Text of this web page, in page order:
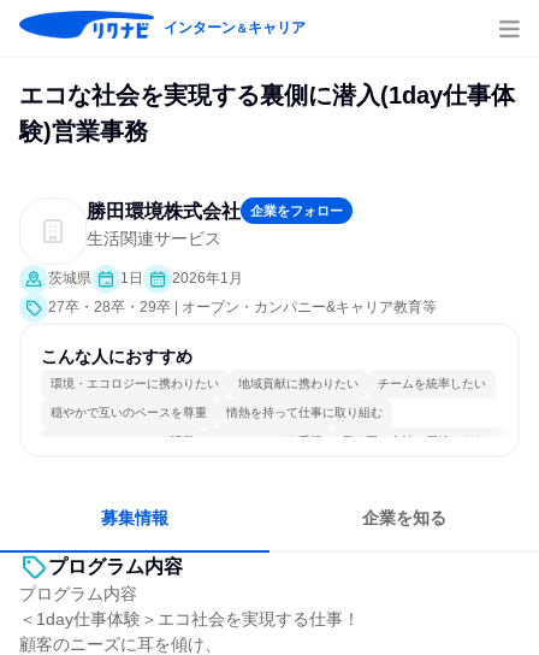
インターン＆キャリア
エコな社会を実現する裏側に潜入(1day仕事体
験)営業事務
勝田環境株式会社 企業をフォロー
生活関連サービス
茨城県 1日
2026年1月
27卒・28卒・29卒 | オープン・カンパニー&キャリア教育等
こんな人におすすめ
環境・エコロジーに携わりたい 地域貢献に携わりたい チームを統率したい
穏やかで互いのペースを尊重 情熱を持って仕事に取り組む
コミュニケーションが活発 チームワークを重視 長く同じ会社に居続けられる
募集情報 企業を知る
プログラム内容
プログラム内容
＜1day仕事体験＞エコ社会を実現する仕事！
顧客のニーズに耳を傾け、